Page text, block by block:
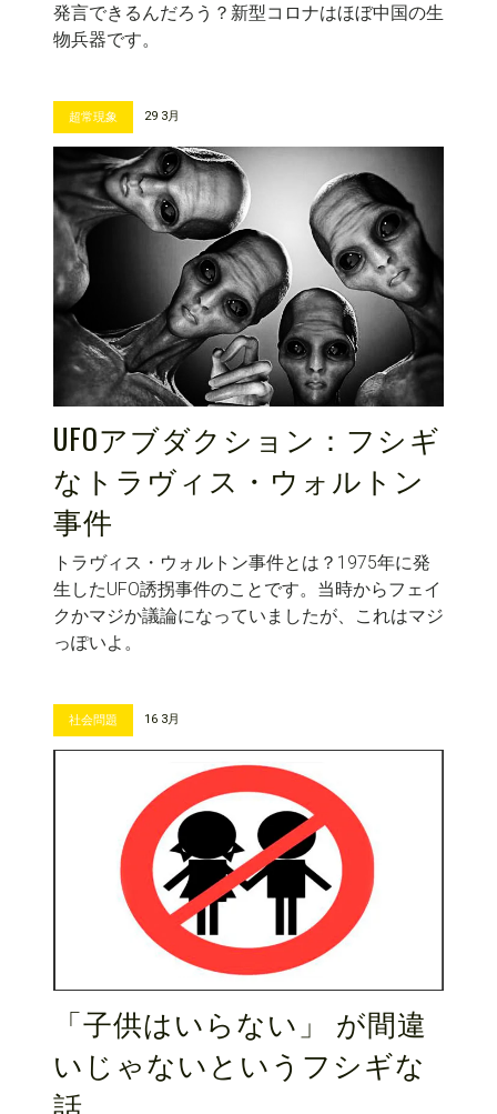
発言できるんだろう？新型コロナはほぼ中国の生
物兵器です。
超常現象 29 3月
UFOアブダクション：フシギ
なトラヴィス・ウォルトン
事件
トラヴィス・ウォルトン事件とは？1975年に発
生したUFO誘拐事件のことです。当時からフェイ
クかマジか議論になっていましたが、これはマジ
っぽいよ。
社会問題 16 3月
「子供はいらない」 が間違
いじゃないというフシギな
話